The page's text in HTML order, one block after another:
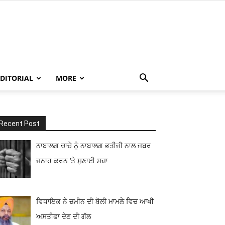
MORE
Recent Post
ਨਾਬਾਲਗ ਚਾਚੇ ਨੂੰ ਨਾਬਾਲਗ ਭਤੀਜੀ ਨਾਲ ਜਬਰ
ਜਨਾਹ ਕਰਨ ‘ਤੇ ਸੁਣਾਈ ਸਜ਼ਾ
ਵਿਧਾਇਕ ਨੇ ਜ਼ਮੀਨ ਦੀ ਬੋਲੀ ਮਾਮਲੇ ਵਿਚ ਆਖੀ
ਅਸਤੀਫਾ ਦੇਣ ਦੀ ਗੱਲ